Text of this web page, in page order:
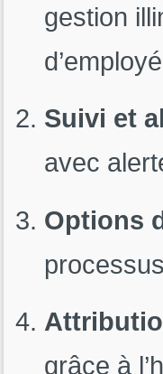
gestion
Suivi et
avec
Options
grâce à